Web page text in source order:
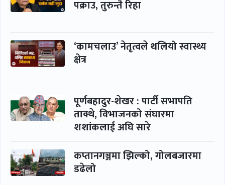
पक्राउ, तुरुन्तै रिहा
‘कामचलाउ’ नेतृत्वले थलियो स्वास्थ्य
क्षेत्र
पूर्णबहादुर-शेखर : पार्टी सभापति
ताक्थे, विभाजनको संघारमा
शशांकलाई अघि सारे
कप्तानगञ्जमा झिल्को, गोलबजारमा
डढेलो